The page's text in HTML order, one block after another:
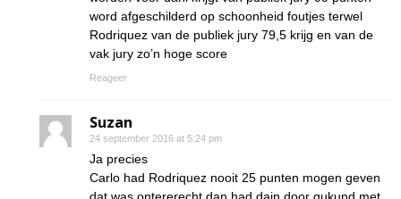
word afgeschilderd op schoonheid foutjes terwel
Rodriquez van de publiek jury 79,5 krijg en van de
vak jury zo’n hoge score
Reageer
Suzan
24 september 2016 at 5:24 pm
Ja precies
Carlo had Rodriquez nooit 25 punten mogen geven